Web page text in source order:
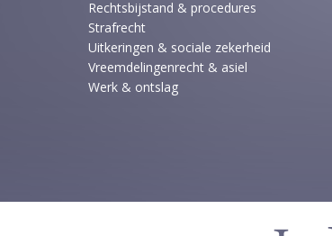
Rechtsbijstand & procedures
Strafrecht
Uitkeringen & sociale zekerheid
Vreemdelingenrecht & asiel
Werk & ontslag